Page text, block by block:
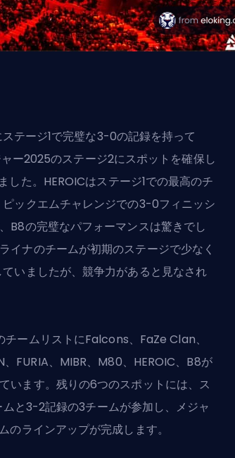
テージ1で完璧な3-0の記録を持って
ー2025のステージ2にスポットを確保し
した。HEROICはステージ1での最高のチ
ックエムチャレンジでの3-0フィニッシ
B8の完璧なパフォーマンスは驚きでし
イナのチームが初期のステージで少なく
いましたが、競争力があると見なされ
ームリストにFalcons、FaZe Clan、
FURIA、MIBR、M80、HEROIC、B8が
います。残りの6つのスポットには、ス
と3-2記録の3チームが参加し、メジャ
のラインアップが完成します。